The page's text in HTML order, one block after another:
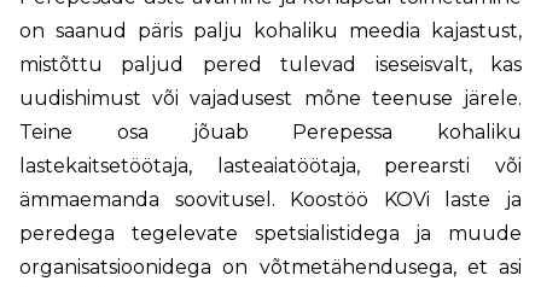
on saanud päris palju kohaliku meedia kajastust,
mistõttu paljud pered tulevad iseseisvalt, kas
uudishimust või vajadusest mõne teenuse järele.
Teine osa jõuab Perepessa kohaliku
lastekaitsetöötaja, lasteaiatöötaja, perearsti või
ämmaemanda soovitusel. Koostöö KOVi laste ja
peredega tegelevate spetsialistidega ja muude
organisatsioonidega on võtmetähendusega, et asi